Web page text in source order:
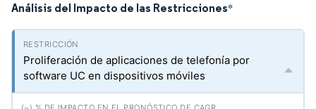
Análisis del Impacto de las Restricciones*
Proliferación de aplicaciones de telefonía por
software UC en dispositivos móviles